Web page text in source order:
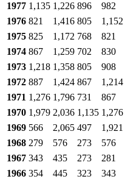
1977 1,135 1,226 896 982
1976 821 1,416 805 1,152
1975 825 1,172 768 821
1974 867 1,259 702 830
1973 1,218 1,358 805 908
1972 887 1,424 867 1,214
1971 1,276 1,796 731 867
1970 1,979 2,036 1,135 1,276
1969 566 2,065 497 1,921
1968 279 576 273 576
1967 343 435 273 281
1966 354 445 323 343